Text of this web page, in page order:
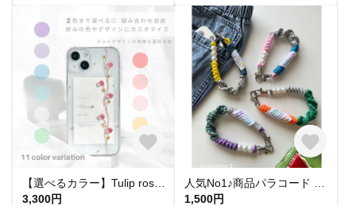
3,300円
1,500円